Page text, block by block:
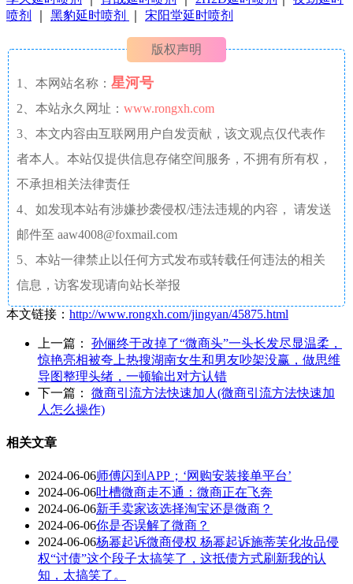
喷剂
黑豹延时喷剂 宋阳堂延时喷剂
版权声明
1、本网站名称： 星河号
2、本站永久网址： www.rongxh.com
3、本文内容由互联网用户自发贡献，该文观点仅代表作
者本人。本站仅提供信息存储空间服务，不拥有所有权，
不承担相关法律责任
4、如发现本站有涉嫌抄袭侵权/违法违规的内容， 请发送
邮件至 aaw4008@foxmail.com
5、本站一律禁止以任何方式发布或转载任何违法的相关
信息，访客发现请向站长举报
本文链接： http://www.rongxh.com/jingyan/45875.html
上一篇： 孙俪终于改掉了“微商头”一头长发尽显温柔，
惊艳亮相被夸上热搜湖南女生和男友吵架没赢，做思维
导图整理头绪，一顿输出对方认错
下一篇： 微商引流方法快速加人(微商引流方法快速加
人怎么操作)
相关文章
2024-06-06师傅闪到APP；‘网购安装接单平台’
2024-06-06吐槽微商走不通：微商正在飞奔
2024-06-06新手卖家该选择淘宝还是微商？
2024-06-06你是否误解了微商？
2024-06-06杨幂起诉微商侵权 杨幂起诉施蒂芙化妆品侵
权“讨债”这个段子太搞笑了，这抵债方式刷新我的认
知，太搞笑了。